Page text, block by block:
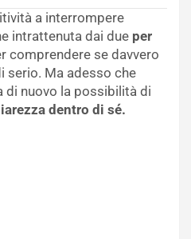
a interrompere
intrattenuta dai due per
comprendere se davvero
serio. Ma adesso che
di nuovo la possibilità di
dentro di sé.